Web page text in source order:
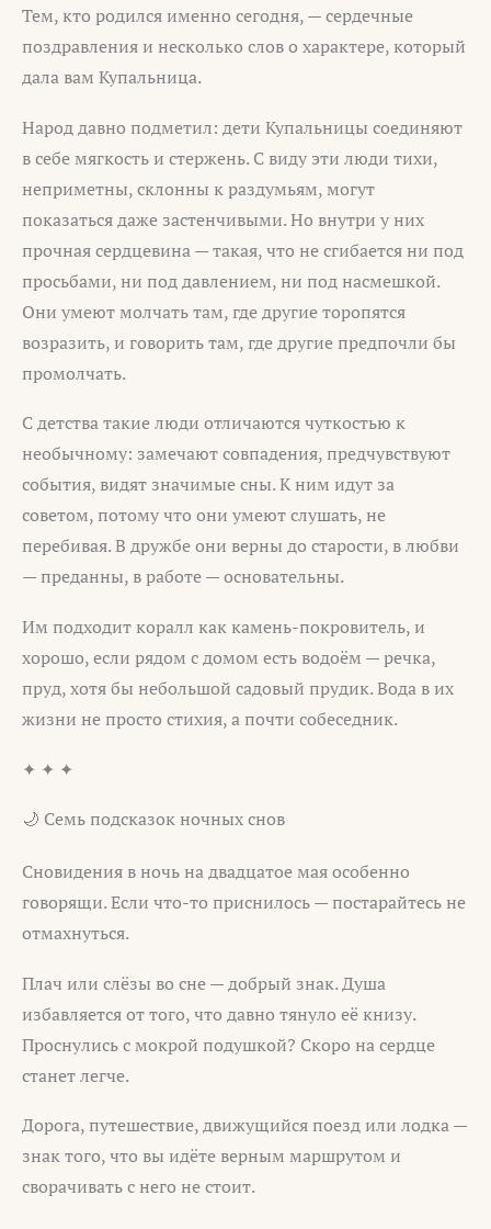
Тем, кто родился именно сегодня, — сердечные
поздравления и несколько слов о характере, который
дала вам Купальница.
Народ давно подметил: дети Купальницы соединяют
в себе мягкость и стержень. С виду эти люди тихи,
неприметны, склонны к раздумьям, могут
показаться даже застенчивыми. Но внутри у них
прочная сердцевина — такая, что не сгибается ни под
просьбами, ни под давлением, ни под насмешкой.
Они умеют молчать там, где другие торопятся
возразить, и говорить там, где другие предпочли бы
промолчать.
С детства такие люди отличаются чуткостью к
необычному: замечают совпадения, предчувствуют
события, видят значимые сны. К ним идут за
советом, потому что они умеют слушать, не
перебивая. В дружбе они верны до старости, в любви
— преданны, в работе — основательны.
Им подходит коралл как камень-покровитель, и
хорошо, если рядом с домом есть водоём — речка,
пруд, хотя бы небольшой садовый прудик. Вода в их
жизни не просто стихия, а почти собеседник.
✦ ✦ ✦
🌙 Семь подсказок ночных снов
Сновидения в ночь на двадцатое мая особенно
говорящи. Если что-то приснилось — постарайтесь не
отмахнуться.
Плач или слёзы во сне — добрый знак. Душа
избавляется от того, что давно тянуло её книзу.
Проснулись с мокрой подушкой? Скоро на сердце
станет легче.
Дорога, путешествие, движущийся поезд или лодка —
знак того, что вы идёте верным маршрутом и
сворачивать с него не стоит.